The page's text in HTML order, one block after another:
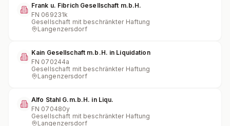
Frank u. Fibrich Gesellschaft m.b.H.
FN 069231k
Gesellschaft mit beschränkter Haftung
Langenzersdorf
Kain Gesellschaft m.b.H. in Liquidation
FN 070244a
Gesellschaft mit beschränkter Haftung
Langenzersdorf
Alfo Stahl G.m.b.H. in Liqu.
FN 070480y
Gesellschaft mit beschränkter Haftung
Langenzersdorf